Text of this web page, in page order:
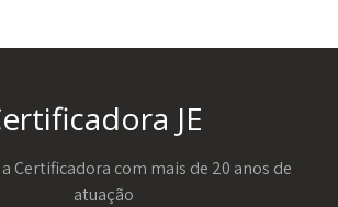
JE
Certificadora com mais de 20 anos de
atuação